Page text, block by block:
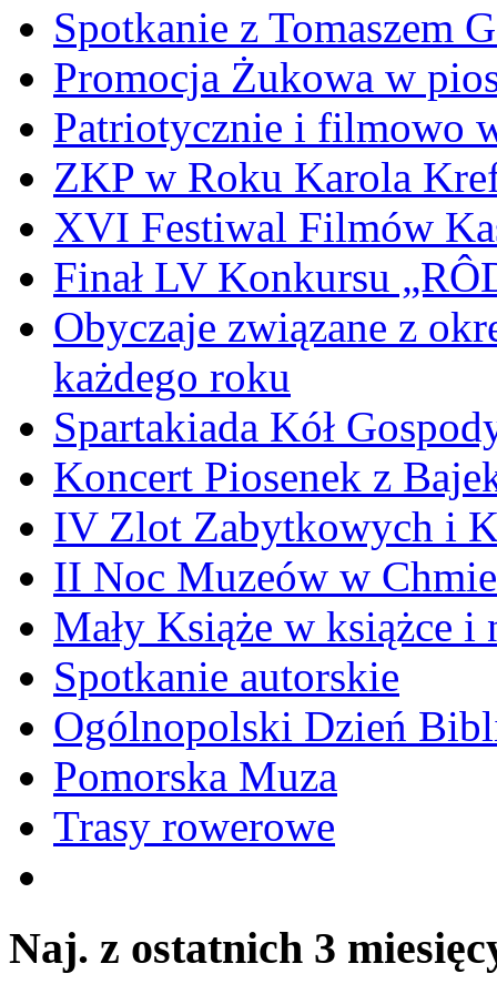
Spotkanie z Tomaszem
Promocja Żukowa w
Patriotycznie i filmowo
ZKP w Roku Karola
XVI Festiwal Filmów
Finał LV Konkursu
Obyczaje związane z
każdego roku
Spartakiada Kół
Koncert Piosenek z
IV Zlot Zabytkowych i
II Noc Muzeów w
Mały Książe w książce i
Spotkanie autorskie
Ogólnopolski Dzień
Pomorska Muza
Trasy rowerowe
Naj. z ostatnich 3